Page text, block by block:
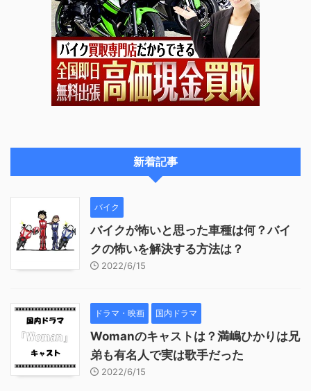
新着記事
バイク
バイクが怖いと思った車種は何？バイ
クの怖いを解決する方法は？
2022/6/15
ドラマ・映画 国内ドラマ
Womanのキャストは？満嶋ひかりは兄
弟も有名人で実は歌手だった
2022/6/15